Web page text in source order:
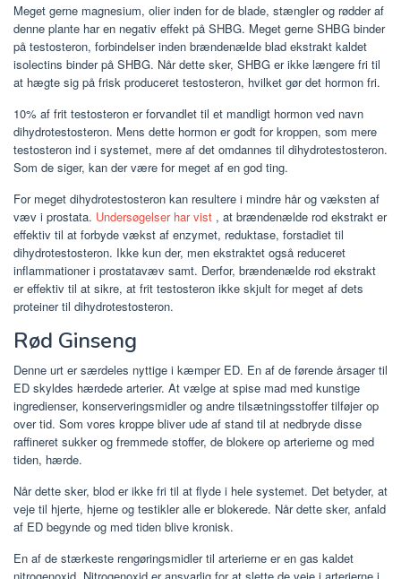
Meget gerne magnesium, olier inden for de blade, stængler og rødder af
denne plante har en negativ effekt på SHBG. Meget gerne SHBG binder
på testosteron, forbindelser inden brændenælde blad ekstrakt kaldet
isolectins binder på SHBG. Når dette sker, SHBG er ikke længere fri til
at hægte sig på frisk produceret testosteron, hvilket gør det hormon fri.
10% af frit testosteron er forvandlet til et mandligt hormon ved navn
dihydrotestosteron. Mens dette hormon er godt for kroppen, som mere
testosteron ind i systemet, mere af det omdannes til dihydrotestosteron.
Som de siger, kan der være for meget af en god ting.
For meget dihydrotestosteron kan resultere i mindre hår og væksten af
væv i prostata. Undersøgelser har vist , at brændenælde rod ekstrakt er
effektiv til at forbyde vækst af enzymet, reduktase, forstadiet til
dihydrotestosteron. Ikke kun der, men ekstraktet også reduceret
inflammationer i prostatavæv samt. Derfor, brændenælde rod ekstrakt
er effektiv til at sikre, at frit testosteron ikke skjult for meget af dets
proteiner til dihydrotestosteron.
Rød Ginseng
Denne urt er særdeles nyttige i kæmper ED. En af de førende årsager til
ED skyldes hærdede arterier. At vælge at spise mad med kunstige
ingredienser, konserveringsmidler og andre tilsætningsstoffer tilføjer op
over tid. Som vores kroppe bliver ude af stand til at nedbryde disse
raffineret sukker og fremmede stoffer, de blokere op arterierne og med
tiden, hærde.
Når dette sker, blod er ikke fri til at flyde i hele systemet. Det betyder, at
veje til hjerte, hjerne og testikler alle er blokerede. Når dette sker, anfald
af ED begynde og med tiden blive kronisk.
En af de stærkeste rengøringsmidler til arterierne er en gas kaldet
nitrogenoxid. Nitrogenoxid er ansvarlig for at slette de veje i arterierne i